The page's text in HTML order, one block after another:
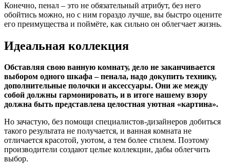
Конечно, пенал – это не обязательный атрибут, без него
обойтись можно, но с ним гораздо лучше, вы быстро оцените
его преимущества и поймёте, как сильно он облегчает жизнь.
Идеальная коллекция
Обставляя свою ванную комнату, дело не заканчивается
выбором одного шкафа – пенала, надо докупить технику,
дополнительные полочки и аксессуары. Они же между
собой должны гармонировать, и в итоге нашему взору
должна быть представлена целостная уютная «картина».
Но зачастую, без помощи специалистов-дизайнеров добиться
такого результата не получается, и ванная комната не
отличается красотой, уютом, а тем более стилем. Поэтому
производители создают целые коллекции, дабы облегчить
выбор.